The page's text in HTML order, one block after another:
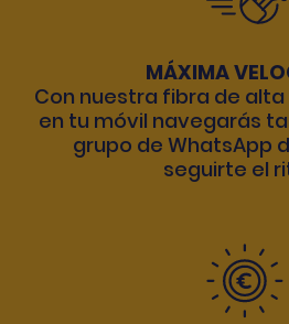
MÁXIMA
Con nuestra fibra de
en tu móvil navegarás
grupo de WhatsApp
seguirte el